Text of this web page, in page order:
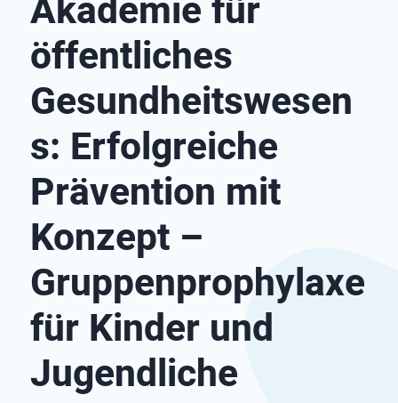
öffentliches
Gesundheitswesen
s: Erfolgreiche
Prävention mit
Konzept –
Gruppenprophylaxe
für Kinder und
Jugendliche